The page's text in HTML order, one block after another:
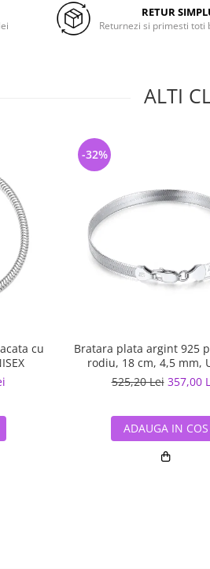
RETUR
Returnezi si primesti toti
ALTI
cu
Bratara plata argint 925
rodiu, 18 cm, 4,5 mm,
525,20 Lei 357,00
-32%
ADAUGA IN COS